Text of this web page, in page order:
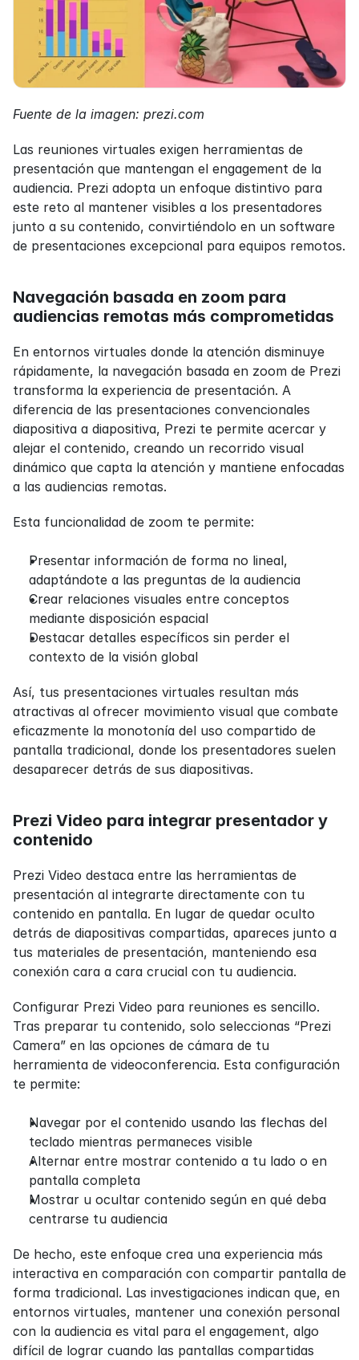
Fuente de la imagen: prezi.com
Las reuniones virtuales exigen herramientas de
presentación que mantengan el engagement de la
audiencia. Prezi adopta un enfoque distintivo para
este reto al mantener visibles a los presentadores
junto a su contenido, convirtiéndolo en un software
de presentaciones excepcional para equipos remotos.
Navegación basada en zoom para
audiencias remotas más comprometidas
En entornos virtuales donde la atención disminuye
rápidamente, la navegación basada en zoom de Prezi
transforma la experiencia de presentación. A
diferencia de las presentaciones convencionales
diapositiva a diapositiva, Prezi te permite acercar y
alejar el contenido, creando un recorrido visual
dinámico que capta la atención y mantiene enfocadas
a las audiencias remotas.
Esta funcionalidad de zoom te permite:
Presentar información de forma no lineal,
adaptándote a las preguntas de la audiencia
Crear relaciones visuales entre conceptos
mediante disposición espacial
Destacar detalles específicos sin perder el
contexto de la visión global
Así, tus presentaciones virtuales resultan más
atractivas al ofrecer movimiento visual que combate
eficazmente la monotonía del uso compartido de
pantalla tradicional, donde los presentadores suelen
desaparecer detrás de sus diapositivas.
Prezi Video para integrar presentador y
contenido
Prezi Video destaca entre las herramientas de
presentación al integrarte directamente con tu
contenido en pantalla. En lugar de quedar oculto
detrás de diapositivas compartidas, apareces junto a
tus materiales de presentación, manteniendo esa
conexión cara a cara crucial con tu audiencia.
Configurar Prezi Video para reuniones es sencillo.
Tras preparar tu contenido, solo seleccionas “Prezi
Camera” en las opciones de cámara de tu
herramienta de videoconferencia. Esta configuración
te permite:
Navegar por el contenido usando las flechas del
teclado mientras permaneces visible
Alternar entre mostrar contenido a tu lado o en
pantalla completa
Mostrar u ocultar contenido según en qué deba
centrarse tu audiencia
De hecho, este enfoque crea una experiencia más
interactiva en comparación con compartir pantalla de
forma tradicional. Las investigaciones indican que, en
entornos virtuales, mantener una conexión personal
con la audiencia es vital para el engagement, algo
difícil de lograr cuando las pantallas compartidas